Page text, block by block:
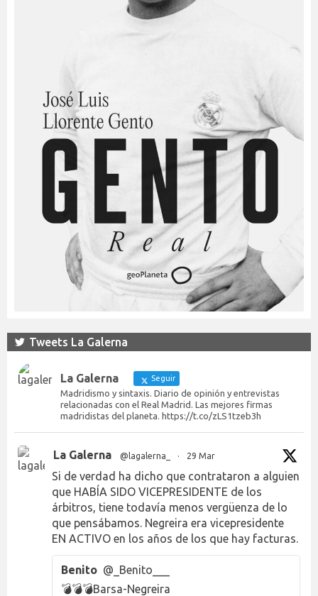
Tweets La Galerna
La Galerna Seguir
Madridismo y sintaxis. Diario de opinión y entrevistas
relacionadas con el Real Madrid. Las mejores firmas
madridistas del planeta. https://t.co/zLS1tzeb3h
La Galerna @lagalerna_ · 29 Mar
Si de verdad ha dicho que contrataron a alguien
que HABÍA SIDO VICEPRESIDENTE de los
árbitros, tiene todavía menos vergüenza de lo
que pensábamos. Negreira era vicepresidente
EN ACTIVO en los años de los que hay facturas.
Benito @_Benito___
💣💣💣Barsa-Negreira